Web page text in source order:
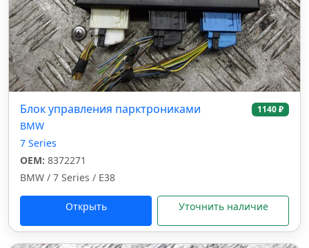
Блок управления парктрониками 1140 ₽
BMW
7 Series
OEM: 8372271
BMW / 7 Series / E38
Открыть Уточнить наличие